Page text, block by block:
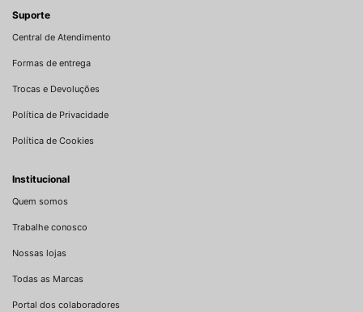
Suporte
Central de Atendimento
Formas de entrega
Trocas e Devoluções
Política de Privacidade
Política de Cookies
Institucional
Quem somos
Trabalhe conosco
Nossas lojas
Todas as Marcas
Portal dos colaboradores